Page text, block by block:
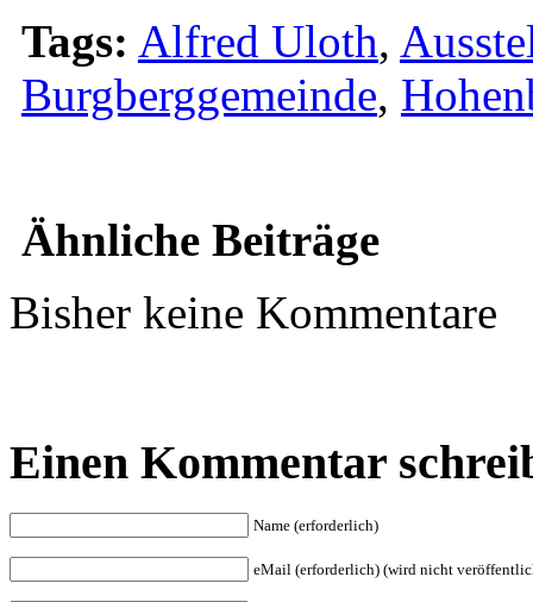
Tags: Alfred Uloth,
Burgberggemeinde,
Ähnliche Beiträge
Bisher keine Kommentare
Einen Kommentar
Name (erforderlich)
eMail (erforderlich) (wird nicht